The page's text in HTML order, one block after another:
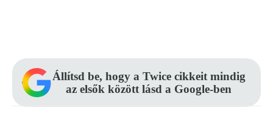
Állítsd be, hogy a Twice cikkeit mindig
az elsők között lásd a Google-ben